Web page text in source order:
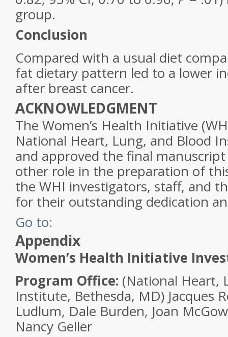
group.
Conclusion
Compared with a usual diet
fat dietary pattern led to a lower
after breast cancer.
ACKNOWLEDGMENT
The Women’s Health Initiative
National Heart, Lung, and Blood
and approved the final
other role in the preparation of
the WHI investigators, staff, and
for their outstanding dedication
Go to:
Appendix
Women’s Health Initiative
Program Office: (National Heart,
Institute, Bethesda, MD) Jacques
Ludlum, Dale Burden, Joan
Nancy Geller